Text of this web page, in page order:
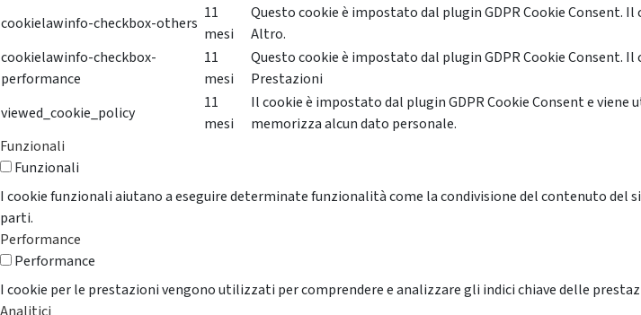
cookielawinfo-checkbox-others
11
mesi
Questo cookie è impostato dal plugin GDPR Cookie
Altro.
cookielawinfo-checkbox-
performance
11
mesi
Questo cookie è impostato dal plugin GDPR Cookie
Prestazioni
viewed_cookie_policy
11
mesi
Il cookie è impostato dal plugin GDPR Cookie Consent e
memorizza alcun dato personale.
Funzionali
Funzionali
I cookie funzionali aiutano a eseguire determinate funzionalità come la condivisione del contenuto
parti.
Performance
Performance
I cookie per le prestazioni vengono utilizzati per comprendere e analizzare gli indici chiave delle